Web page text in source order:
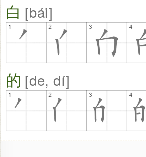
白 bái
的 de, dí